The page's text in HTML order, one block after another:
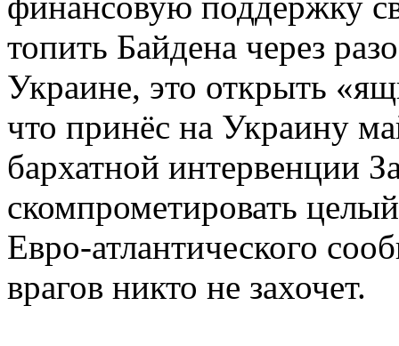
топить Байдена через
Украине, это открыть
что принёс на Украину
бархатной интервенции
скомпрометировать
Евро-атлантического
врагов никто не захочет.